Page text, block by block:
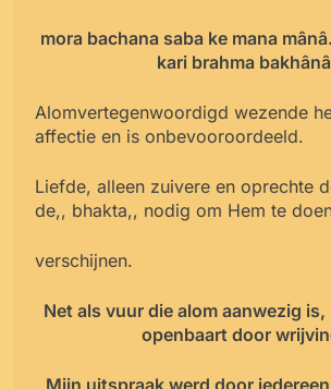
mora bachana saba ke mana
kari brahma bakhânâ
Alomvertegenwoordigd wezende
affectie en is onbevooroordeeld.
Liefde, alleen zuivere en oprechte
de,, bhakta,, nodig om Hem te
verschijnen.
Net als vuur die alom aanwezig is,
openbaart door
Mijn uitspraak werd door